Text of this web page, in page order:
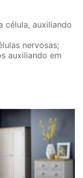
célula, auxiliando
nervosas;
auxiliando em